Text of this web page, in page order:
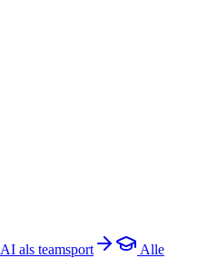
AI als teamsport
Alle